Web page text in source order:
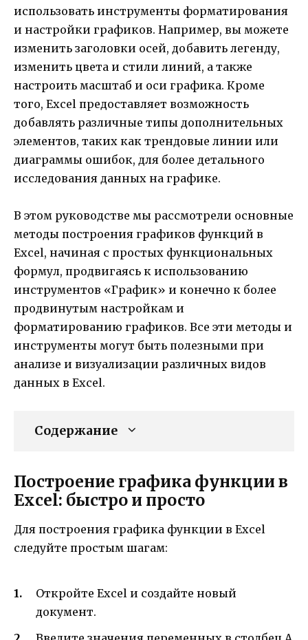
использовать инструменты форматирования
и настройки графиков. Например, вы можете
изменить заголовки осей, добавить легенду,
изменить цвета и стили линий, а также
настроить масштаб и оси графика. Кроме
того, Excel предоставляет возможность
добавлять различные типы дополнительных
элементов, таких как трендовые линии или
диаграммы ошибок, для более детального
исследования данных на графике.
В этом руководстве мы рассмотрели основные
методы построения графиков функций в
Excel, начиная с простых функциональных
формул, продвигаясь к использованию
инструментов «График» и конечно к более
продвинутым настройкам и
форматированию графиков. Все эти методы и
инструменты могут быть полезными при
анализе и визуализации различных видов
данных в Excel.
Содержание
Построение графика функции в
Excel: быстро и просто
Для построения графика функции в Excel
следуйте простым шагам:
Откройте Excel и создайте новый
документ.